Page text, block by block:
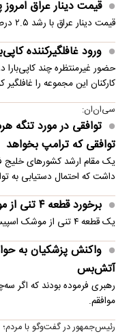
هشدار تهران به
یک رسانه آمریکایی گزارش
خلیج فارس هشدار داده است
مرداد ۱۴۰۵
می‌رسد
بارش برف در نیوزیلند
بارش برف و یخبندان، مقام‌های
درخواست روزنامه
نیلی
یک روزنامه نوشت: مسئولین